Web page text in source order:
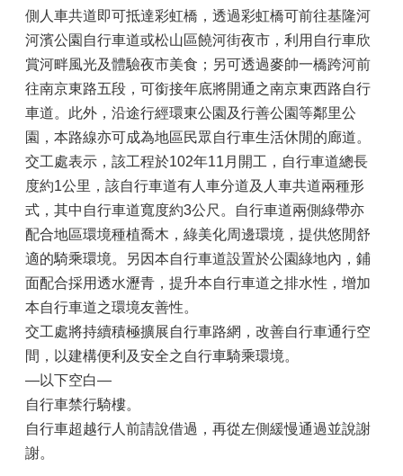
側人車共道即可抵達彩虹橋，透過彩虹橋可前往基隆河
河濱公園自行車道或松山區饒河街夜市，利用自行車欣
賞河畔風光及體驗夜市美食；另可透過麥帥一橋跨河前
往南京東路五段，可銜接年底將開通之南京東西路自行
車道。此外，沿途行經環東公園及行善公園等鄰里公
園，本路線亦可成為地區民眾自行車生活休閒的廊道。
交工處表示，該工程於102年11月開工，自行車道總長
度約1公里，該自行車道有人車分道及人車共道兩種形
式，其中自行車道寬度約3公尺。自行車道兩側綠帶亦
配合地區環境種植喬木，綠美化周邊環境，提供悠閒舒
適的騎乘環境。另因本自行車道設置於公園綠地內，鋪
面配合採用透水瀝青，提升本自行車道之排水性，增加
本自行車道之環境友善性。
交工處將持續積極擴展自行車路網，改善自行車通行空
間，以建構便利及安全之自行車騎乘環境。
—以下空白—
自行車禁行騎樓。
自行車超越行人前請說借過，再從左側緩慢通過並說謝
謝。